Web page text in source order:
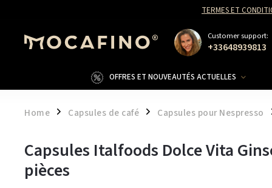
TERMES ET
Customer support:
+33648939813
OFFRES ET NOUVEAUTÉS ACTUELLES
Home / Capsules de café / Capsules pour Nespresso /
Capsules Italfoods Dolce Vita
pièces